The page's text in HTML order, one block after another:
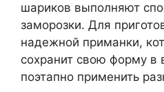
шариков выполняют
заморозки. Для
надежной приманки,
сохранит свою форму в
поэтапно применить